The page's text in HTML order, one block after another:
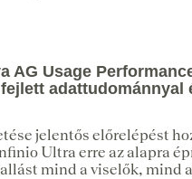
AG Usage
jelentős előrelépést
Ultra erre az alapra
mind a viselők, mind